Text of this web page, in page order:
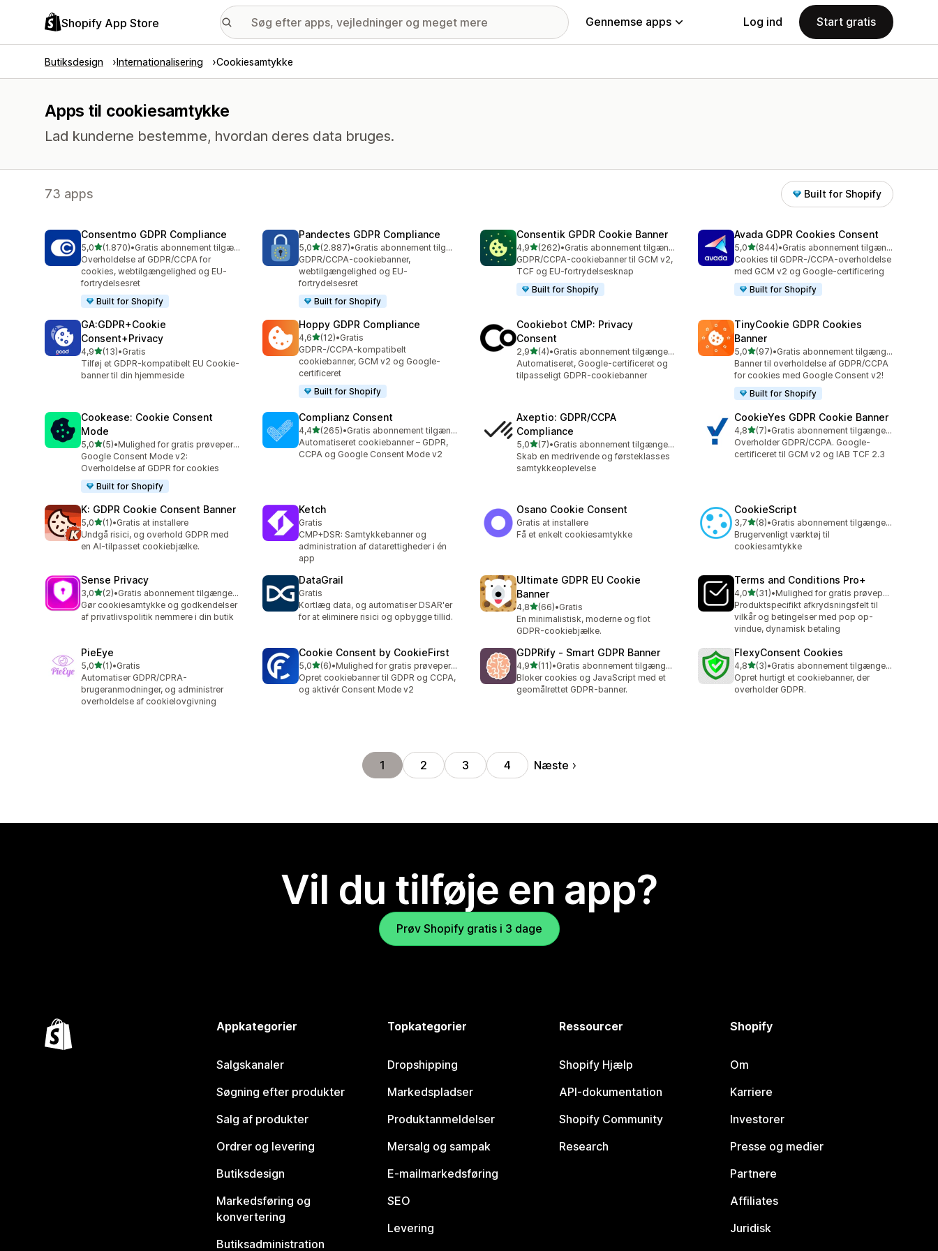
Shopify App Store Gennemse apps Log ind Start gratis
Butiksdesign Internationalisering Cookiesamtykke
Apps til cookiesamtykke
Lad kunderne bestemme, hvordan deres data bruges.
73 apps Built for Shopify
Consentmo GDPR Compliance
5,0ud af 5 stjerner
(1.870)
1870 anmeldelser i alt
•
Gratis abonnement tilgængeligt
Overholdelse af GDPR/CCPA for
cookies, webtilgængelighed og EU-
fortrydelsesret
Built for Shopify
Pandectes GDPR Compliance
5,0ud af 5 stjerner
(2.887)
2887 anmeldelser i alt
•
Gratis abonnement tilgængeligt
GDPR/CCPA-cookiebanner,
webtilgængelighed og EU-
fortrydelsesret
Built for Shopify
Consentik GPDR Cookie Banner
4,9ud af 5 stjerner
(262)
262 anmeldelser i alt
•
Gratis abonnement tilgængeligt
GDPR/CCPA-cookiebanner til GCM v2,
TCF og EU-fortrydelsesknap
Built for Shopify
Avada GDPR Cookies Consent
5,0ud af 5 stjerner
(844)
844 anmeldelser i alt
•
Gratis abonnement tilgængeligt
Cookies til GDPR-/CCPA-overholdelse
med GCM v2 og Google-certificering
Built for Shopify
GA:GDPR+Cookie
Consent+Privacy
4,9ud af 5 stjerner
(13)
13 anmeldelser i alt
•Gratis
Tilføj et GDPR-kompatibelt EU Cookie-
banner til din hjemmeside
Hoppy GDPR Compliance
4,6ud af 5 stjerner
(12)
12 anmeldelser i alt
•Gratis
GDPR-/CCPA-kompatibelt
cookiebanner, GCM v2 og Google-
certificeret
Built for Shopify
Cookiebot CMP: Privacy
Consent
2,9ud af 5 stjerner
(4)
4 anmeldelser i alt
•
Gratis abonnement tilgængeligt
Automatiseret, Google-certificeret og
tilpasseligt GDPR-cookiebanner
TinyCookie GDPR Cookies
Banner
5,0ud af 5 stjerner
(97)
97 anmeldelser i alt
•
Gratis abonnement tilgængeligt
Banner til overholdelse af GDPR/CCPA
for cookies med Google Consent v2!
Built for Shopify
Cookease: Cookie Consent
Mode
5,0ud af 5 stjerner
(5)
5 anmeldelser i alt
•
Mulighed for gratis prøveperiode
Google Consent Mode v2:
Overholdelse af GDPR for cookies
Built for Shopify
Complianz Consent
4,4ud af 5 stjerner
(265)
265 anmeldelser i alt
•
Gratis abonnement tilgængeligt
Automatiseret cookiebanner – GDPR,
CCPA og Google Consent Mode v2
Axeptio: GDPR/CCPA
Compliance
5,0ud af 5 stjerner
(7)
7 anmeldelser i alt
•
Gratis abonnement tilgængeligt
Skab en medrivende og førsteklasses
samtykkeoplevelse
CookieYes GDPR Cookie Banner
4,8ud af 5 stjerner
(7)
7 anmeldelser i alt
•
Gratis abonnement tilgængeligt
Overholder GDPR/CCPA. Google-
certificeret til GCM v2 og IAB TCF 2.3
K: GDPR Cookie Consent Banner
5,0ud af 5 stjerner
(1)
1 anmeldelser i alt
•Gratis at installere
Undgå risici, og overhold GDPR med
en AI-tilpasset cookiebjælke.
Ketch
Gratis
CMP+DSR: Samtykkebanner og
administration af datarettigheder i én
app
Osano Cookie Consent
Gratis at installere
Få et enkelt cookiesamtykke
CookieScript
3,7ud af 5 stjerner
(8)
8 anmeldelser i alt
•
Gratis abonnement tilgængeligt
Brugervenligt værktøj til
cookiesamtykke
Sense Privacy
3,0ud af 5 stjerner
(2)
2 anmeldelser i alt
•
Gratis abonnement tilgængeligt
Gør cookiesamtykke og godkendelser
af privatlivspolitik nemmere i din butik
DataGrail
Gratis
Kortlæg data, og automatiser DSAR'er
for at eliminere risici og opbygge tillid.
Ultimate GDPR EU Cookie
Banner
4,8ud af 5 stjerner
(66)
66 anmeldelser i alt
•Gratis
En minimalistisk, moderne og flot
GDPR-cookiebjælke.
Terms and Conditions Pro+
4,0ud af 5 stjerner
(31)
31 anmeldelser i alt
•
Mulighed for gratis prøveperiode
Produktspecifikt afkrydsningsfelt til
vilkår og betingelser med pop op-
vindue, dynamisk betaling
PieEye
5,0ud af 5 stjerner
(1)
1 anmeldelser i alt
•Gratis
Automatiser GDPR/CPRA-
brugeranmodninger, og administrer
overholdelse af cookielovgivning
Cookie Consent by CookieFirst
5,0ud af 5 stjerner
(6)
6 anmeldelser i alt
•
Mulighed for gratis prøveperiode
Opret cookiebanner til GDPR og CCPA,
og aktivér Consent Mode v2
GDPRify ‑ Smart GDPR Banner
4,9ud af 5 stjerner
(11)
11 anmeldelser i alt
•
Gratis abonnement tilgængeligt
Bloker cookies og JavaScript med et
geomålrettet GDPR-banner.
FlexyConsent Cookies
4,8ud af 5 stjerner
(3)
3 anmeldelser i alt
•
Gratis abonnement tilgængeligt
Opret hurtigt et cookiebanner, der
overholder GDPR.
1 2 3 4 Næste
Vil du tilføje en app?
Prøv Shopify gratis i 3 dage
Appkategorier
Salgskanaler
Søgning efter produkter
Salg af produkter
Ordrer og levering
Butiksdesign
Markedsføring og
konvertering
Butiksadministration
Topkategorier
Dropshipping
Markedspladser
Produktanmeldelser
Mersalg og sampak
E-mailmarkedsføring
SEO
Levering
Ressourcer
Shopify Hjælp
API-dokumentation
Shopify Community
Research
Shopify
Om
Karriere
Investorer
Presse og medier
Partnere
Affiliates
Juridisk